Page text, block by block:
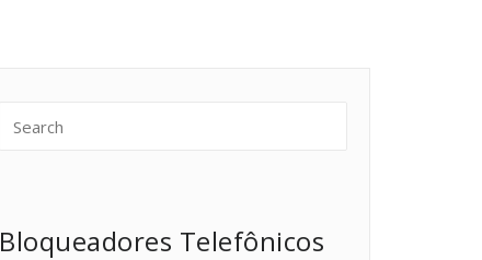
Bloqueadores Telefônicos